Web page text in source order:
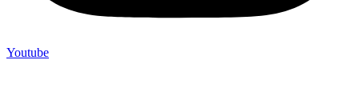
Youtube